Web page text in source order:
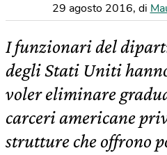
29 agosto 2016, di
I funzionari del
degli Stati Uniti
voler eliminare
carceri americane
strutture che offrono